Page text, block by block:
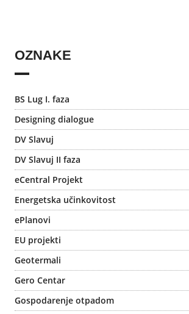
OZNAKE
BS Lug I. faza
Designing dialogue
DV Slavuj
DV Slavuj II faza
eCentral Projekt
Energetska učinkovitost
ePlanovi
EU projekti
Geotermali
Gero Centar
Gospodarenje otpadom